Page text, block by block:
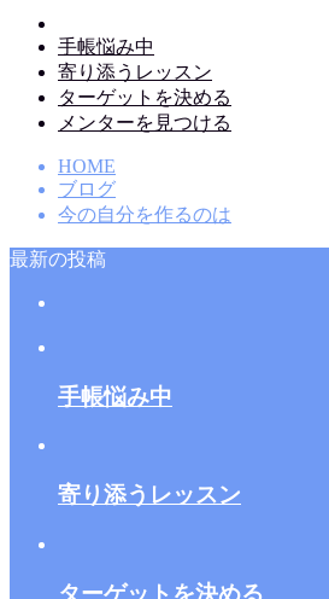
手帳悩み中
寄り添うレッスン
ターゲットを決める
メンターを見つける
HOME
ブログ
今の自分を作るのは
最新の投稿
手帳悩み中
寄り添うレッスン
ターゲットを決める